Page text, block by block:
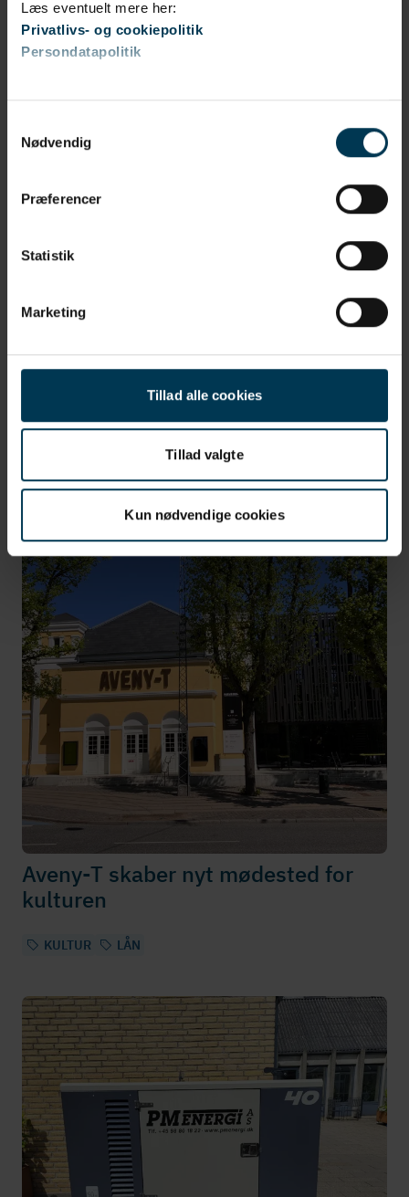
Læs eventuelt mere her:
Privatlivs- og cookiepolitik
Persondatapolitik
Nødvendig
Præferencer
Statistik
Marketing
Tillad alle cookies
Tillad valgte
Kun nødvendige cookies
Lån til læringsmiljøer i Sæby
Aveny-T skaber nyt mødested for
kulturen
KULTUR LÅN